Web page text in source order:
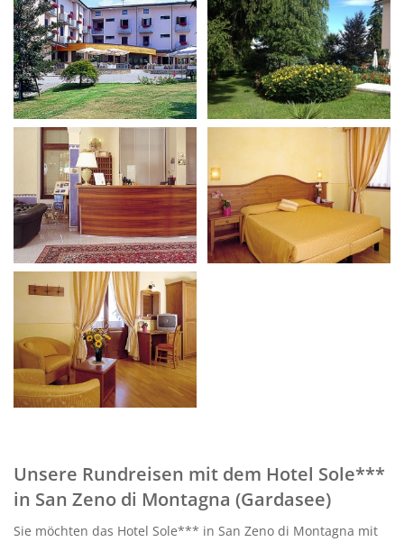
Unsere Rundreisen mit dem Hotel Sole***
in San Zeno di Montagna (Gardasee)
Sie möchten das Hotel Sole*** in San Zeno di Montagna mit